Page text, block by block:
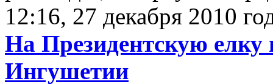
12:16, 27 декабря 2010
На Президентскую елку
Ингушетии